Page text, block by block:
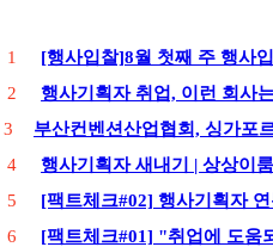
1
[행사입찰]8월 첫째 주 행사
2
행사기획자 취업, 이런 회사
3
부산컨벤션산업협회, 싱가포
4
행사기획자 새내기 | 상상이
5
[팩트체크#02] 행사기획자
6
[팩트체크#01] "취업에 도움